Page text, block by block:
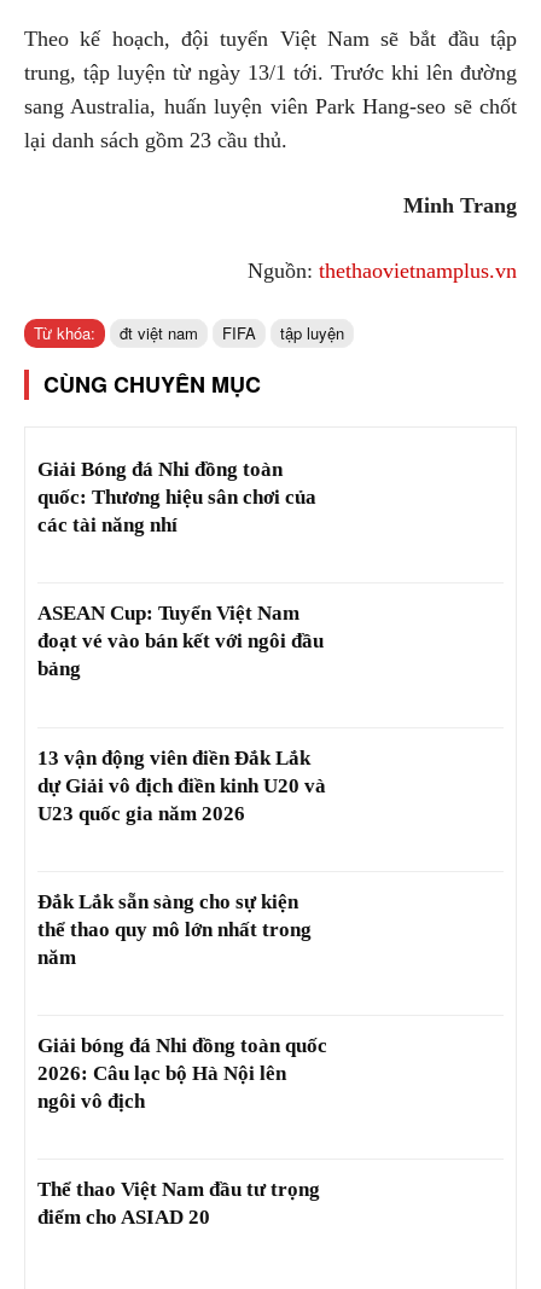
Theo kế hoạch, đội tuyển Việt Nam sẽ bắt đầu tập
trung, tập luyện từ ngày 13/1 tới. Trước khi lên đường
sang Australia, huấn luyện viên Park Hang-seo sẽ chốt
lại danh sách gồm 23 cầu thủ.
Minh Trang
Nguồn: thethaovietnamplus.vn
Từ khóa: đt việt nam FIFA tập luyện
CÙNG CHUYÊN MỤC
Giải Bóng đá Nhi đồng toàn
quốc: Thương hiệu sân chơi của
các tài năng nhí
ASEAN Cup: Tuyển Việt Nam
đoạt vé vào bán kết với ngôi đầu
bảng
13 vận động viên điền Đắk Lắk
dự Giải vô địch điền kinh U20 và
U23 quốc gia năm 2026
Đắk Lắk sẵn sàng cho sự kiện
thể thao quy mô lớn nhất trong
năm
Giải bóng đá Nhi đồng toàn quốc
2026: Câu lạc bộ Hà Nội lên
ngôi vô địch
Thể thao Việt Nam đầu tư trọng
điểm cho ASIAD 20